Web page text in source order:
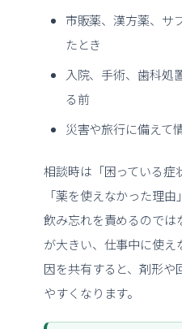
市販薬、漢方薬、サ
たとき
入院、手術、歯科処
る前
災害や旅行に備えて
相談時は「困っている症
「薬を使えなかった理
飲み忘れを責めるのでは
が大きい、仕事中に使
因を共有すると、剤形や
やすくなります。